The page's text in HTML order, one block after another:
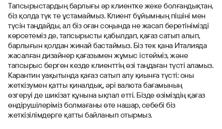
Тапсырыстардың барлығы әр клиентке жеке болғандықтан,
біз қолда түк те ұстамаймыз. Клиент бұйымның пішіні мен
түсін таңдайды, ал біз оған соңында не жасап беретінімізді
көрсетеміз де, тапсырысты қабылдап, қағаз сатып алып,
барлығын қолдан жинай бастаймыз. Біз тек қана Италияда
жасалған дизайнер қағазымен жұмыс істейміз, және
тапсырыс берген кезде клиенттің өзі таңдаған түсті аламыз.
Карантин уақытында қағаз сатып алу қиынға түсті: оны
жеткізумен қатты қиналдық, әрі валюта бағамының
өзгеруі де шикізат құнына ықпал етті. Бізде өзіміздің қағаз
өндірушілеріміз болмағаны өте нашар, себебі біз
жеткізілімдерге қатты байланып отырмыз.